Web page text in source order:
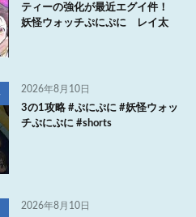
ティーの強化が最近エグイ件！
妖怪ウォッチぷにぷに レイ太
2026年8月10日
3の1攻略 #ぷにぷに #妖怪ウォッ
チぷにぷに #shorts
2026年8月10日